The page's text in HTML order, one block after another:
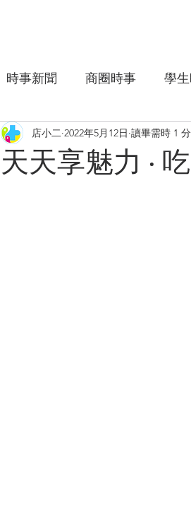
時事新聞 商圈時事 學
天天享魅力 ‧
店小二 2022年5月12日 讀畢需時 1